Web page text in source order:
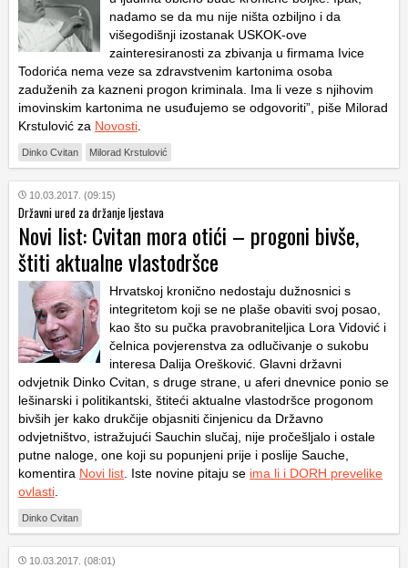
nadamo se da mu nije ništa ozbiljno i da
višegodišnji izostanak USKOK-ove
zainteresiranosti za zbivanja u firmama Ivice
Todorića nema veze sa zdravstvenim kartonima osoba
zaduženih za kazneni progon kriminala. Ima li veze s njihovim
imovinskim kartonima ne usuđujemo se odgovoriti”, piše Milorad
Krstulović za Novosti
Dinko Cvitan Milorad Krstulović
10.03.2017. (09:15)
Državni ured za držanje ljestava
Novi list: Cvitan mora otići – progoni bivše,
štiti aktualne vlastodršce
Hrvatskoj kronično nedostaju dužnosnici s
integritetom koji se ne plaše obaviti svoj posao,
kao što su pučka pravobraniteljica Lora Vidović i
čelnica povjerenstva za odlučivanje o sukobu
interesa Dalija Orešković. Glavni državni
odvjetnik Dinko Cvitan, s druge strane, u aferi dnevnice ponio se
lešinarski i politikantski, štiteći aktualne vlastodršce progonom
bivših jer kako drukčije objasniti činjenicu da Državno
odvjetništvo, istražujući Sauchin slučaj, nije pročešljalo i ostale
putne naloge, one koji su popunjeni prije i poslije Sauche,
komentira Novi list . Iste novine pitaju se ima li i DORH prevelike
ovlasti
Dinko Cvitan
10.03.2017. (08:01)